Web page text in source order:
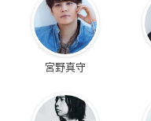
宮野真守